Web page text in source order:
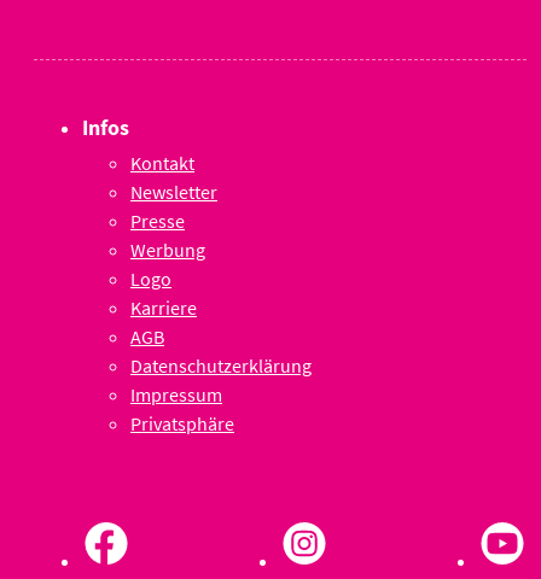
Infos
Kontakt
Newsletter
Presse
Werbung
Logo
Karriere
AGB
Datenschutzerklärung
Impressum
Privatsphäre